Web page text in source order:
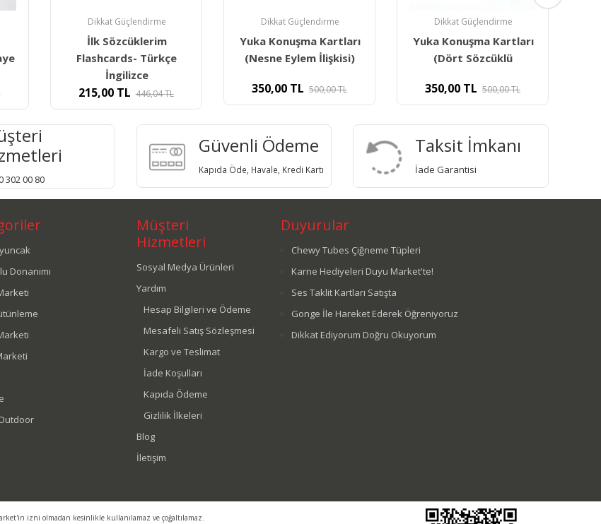
Dikkat Güçlendirme
Yuka Konuşma Kartları
(Nesne Eylem İlişkisi)
350,00TL 500,00 TL
Dikkat Güçlendirme
Yuka Konuşma Kartları
(Dört Sözcüklü
350,00TL 500,00TL
Dikkat Güçlendirme
Yuka Üçlü Ve Dörtlü
Sıralama Kartları (96
375,00TL 500,00TL
302 00 80
Güvenli Ödeme
Kapıda Öde, Havale, Kredi Kartı
Taksit İmkanı
İade Garantisi
Donanımı
Müşteri
Hizmetleri
Sosyal Medya Ürünleri
Yardım
Hesap Bilgileri ve Ödeme
Mesafeli Satış Sözleşmesi
Kargo ve Teslimat
İade Koşulları
Kapıda Ödeme
Gizlilik İlkeleri
Blog
İletişim
Duyurular
Chewy Tubes Çiğneme Tüpleri
Karne Hediyeleri Duyu Market'te!
Ses Taklit Kartları Satışta
Gonge İle Hareket Ederek Öğreniyoruz
Dikkat Ediyorum Doğru Okuyorum
izni olmadan kesinlikle kullanılamaz ve çoğaltılamaz.